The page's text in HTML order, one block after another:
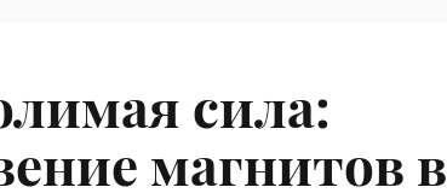
сила:
магнитов в